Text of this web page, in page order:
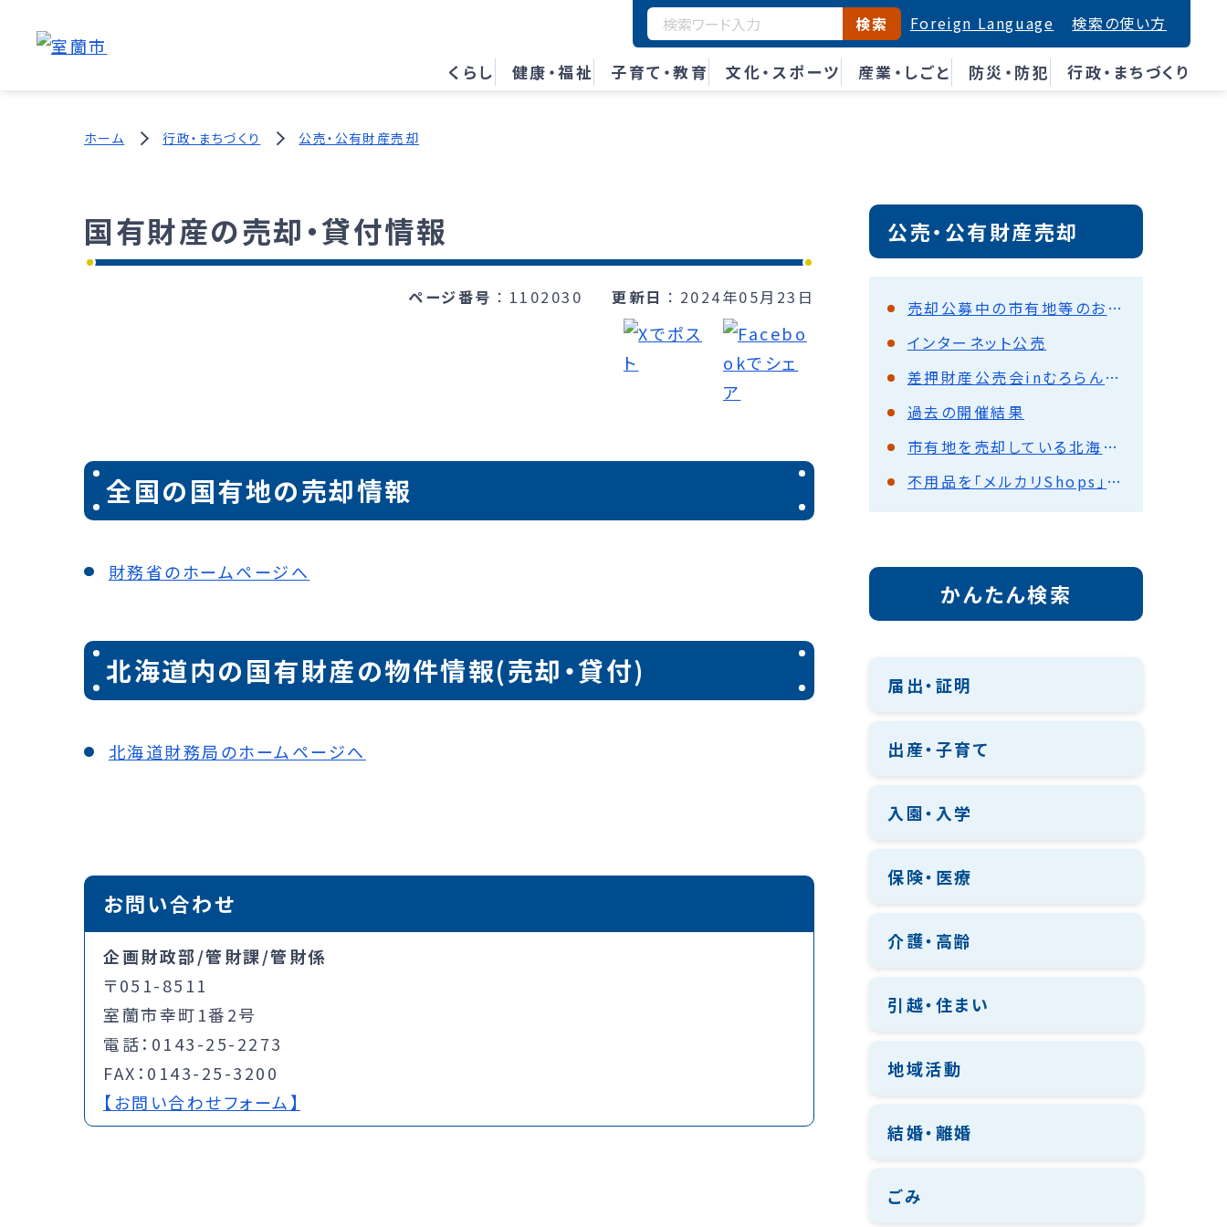
くらし 健康・福祉 子育て・教育 文化・スポーツ 産業・しごと 防災・防犯 行政・まちづくり
検索 Foreign Language 検索の使い方
ホーム 行政・まちづくり 公売・公有財産売却
国有財産の売却・貸付情報
ページ番号 1102030 更新日 2024年05月23日
全国の国有地の売却情報
財務省のホームページへ
北海道内の国有財産の物件情報(売却・貸付)
北海道財務局のホームページへ
お問い合わせ
企画財政部/管財課/管財係
〒051-8511
室蘭市幸町1番2号
電話：0143-25-2273
FAX：0143-25-3200
【お問い合わせフォーム】
公売・公有財産売却
売却公募中の市有地等のお知らせ
インターネット公売
差押財産公売会inむろらん広域センタービル
過去の開催結果
市有地を売却している北海道内の自治体
不用品を「メルカリShops」で販売しています！
かんたん検索
届出・証明
出産・子育て
入園・入学
保険・医療
介護・高齢
引越・住まい
地域活動
結婚・離婚
ごみ